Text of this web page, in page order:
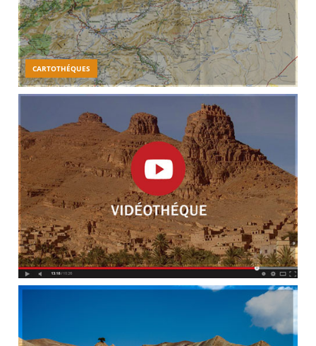
CARTOTHÉQUES